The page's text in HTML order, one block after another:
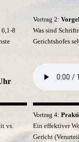
6,1-8
Vortrag 2:
Was sind
Gerichtshofes
vs.
Vortrag 4:
Ein effektiver
Gericht